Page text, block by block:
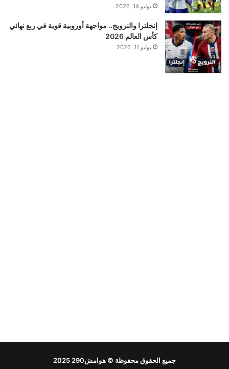
يوليو 14, 2026
إنجلترا والنرويج.. مواجهة أوروبية قوية في ربع نهائي
كأس العالم 2026
يوليو 11, 2026
جميع الحقوق محفوظة © هوامش290